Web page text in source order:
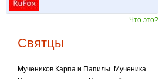
Что это?
Святцы
Мучеников Карпа и Папилы. Мученика